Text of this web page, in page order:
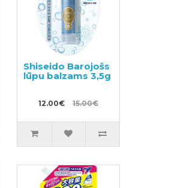
Shiseido Barojošs
lūpu balzams 3,5g
12.00€ 15.00€